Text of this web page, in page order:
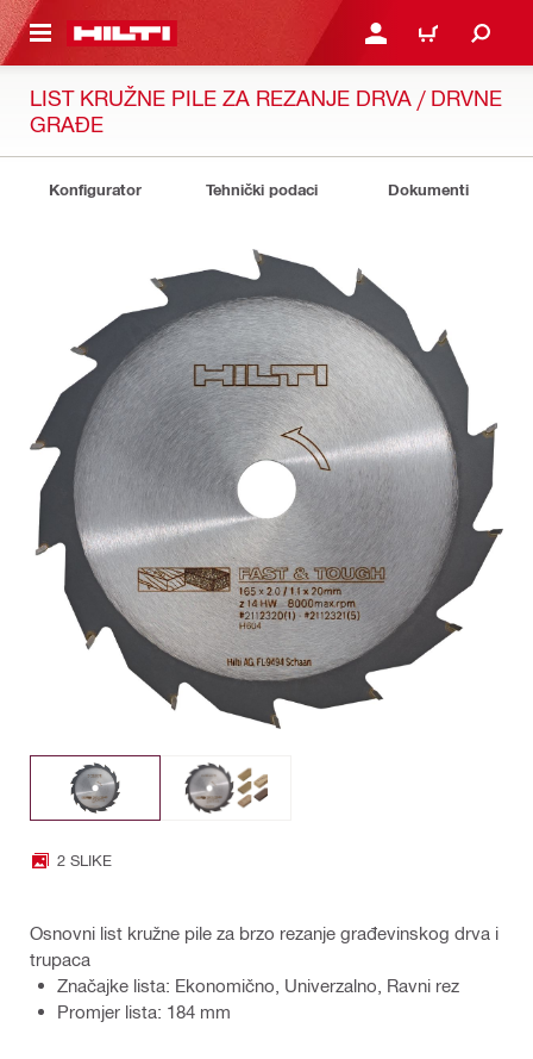
GLAVNI SADRŽAJ PRIJAVI SE ILI SE
KOŠARICA
LIST KRUŽNE PILE ZA REZANJE DRVA / DRVNE
GRAĐE
Konfigurator Tehnički podaci Dokumenti
2 SLIKE
Osnovni list kružne pile za brzo rezanje građevinskog drva i
trupaca
Značajke lista: Ekonomično, Univerzalno, Ravni rez
Promjer lista: 184 mm